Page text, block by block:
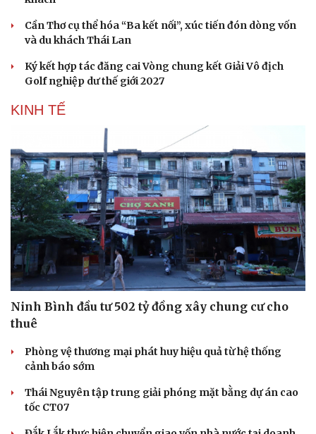
Sân khấu - Điện ảnh
Văn học
Âm nhạc
Di sản
Nghệ sĩ
Sao Việt
Cần Thơ cụ thể hóa “Ba kết nối”, xúc tiến đón dòng vốn
và du khách Thái Lan
Ký kết hợp tác đăng cai Vòng chung kết Giải Vô địch
Golf nghiệp dư thế giới 2027
KINH TẾ
Ninh Bình đầu tư 502 tỷ đồng xây chung cư cho
thuê
Phòng vệ thương mại phát huy hiệu quả từ hệ thống
cảnh báo sớm
Thái Nguyên tập trung giải phóng mặt bằng dự án cao
tốc CT07